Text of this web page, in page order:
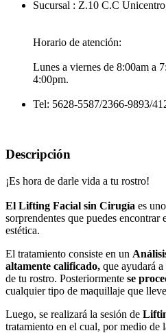
Sucursal : Z.10 C.C
Horario de atención:
Lunes a viernes de 8:00am a
4:00pm.
Tel: 5628-5587/2366-9893/
Descripción
¡Es hora de darle vida a tu rostro!
El Lifting Facial sin Cirugía es
sorprendentes que puedes encontrar
estética.
El tratamiento consiste en un
altamente calificado, que ayudará
de tu rostro. Posteriormente se
cualquier tipo de maquillaje que
Luego, se realizará la sesión de
tratamiento en el cual, por medio de